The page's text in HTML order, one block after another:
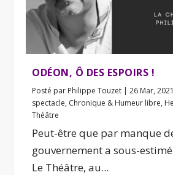
ODÉON, Ô DES ESPOIRS !
Posté par Philippe Touzet |26 Mar, 2021
spectacle, Chronique & Humeur libre,
Théâtre
Peut-être que par manque
gouvernement a sous-
Le Théâtre, au...